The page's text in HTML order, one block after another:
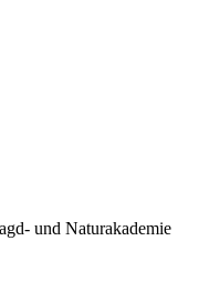
und Naturakademie